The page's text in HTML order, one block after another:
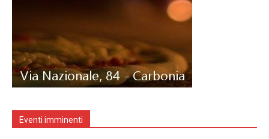
Eventi imminenti